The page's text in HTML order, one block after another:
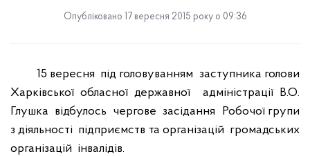
Опубліковано 17 вересня 2015 року о 09:36
15 вересня під головуванням заступника голови
Харківської обласної державної
адміністрації В.О.
Глушка відбулось чергове засідання
Робочої групи
з діяльності підприємств та організацій громадських
організацій інвалідів.